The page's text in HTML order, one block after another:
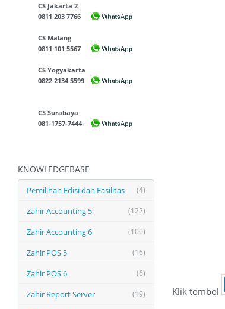
CS Jakarta 2
0811 203 7766
CS Malang
0811 101 5567
CS Yogyakarta
0822 2134 5599
CS Surabaya
081-1757-7444
KNOWLEDGEBASE
(4)
Pemilihan Edisi dan Fasilitas
(122)
Zahir Accounting 5
(100)
Zahir Accounting 6
(16)
Zahir POS 5
(6)
Zahir POS 6
(19)
Zahir Report Server Klik tombol